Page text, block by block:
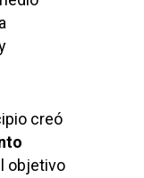
creó
objetivo